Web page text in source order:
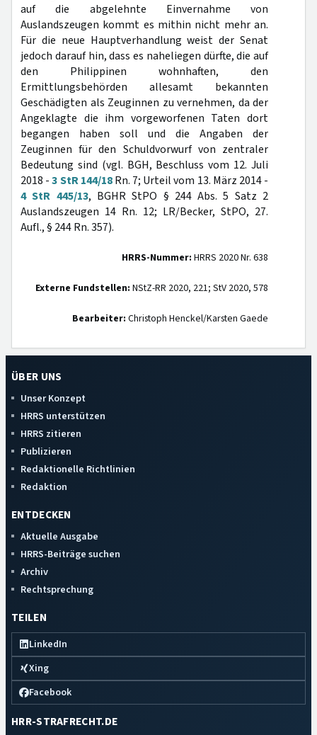
auf die abgelehnte Einvernahme von
Auslandszeugen kommt es mithin nicht mehr an.
Für die neue Hauptverhandlung weist der Senat
jedoch darauf hin, dass es naheliegen dürfte, die auf
den Philippinen wohnhaften, den
Ermittlungsbehörden allesamt bekannten
Geschädigten als Zeuginnen zu vernehmen, da der
Angeklagte die ihm vorgeworfenen Taten dort
begangen haben soll und die Angaben der
Zeuginnen für den Schuldvorwurf von zentraler
Bedeutung sind (vgl. BGH, Beschluss vom 12. Juli
2018 -3 StR 144/18Rn. 7; Urteil vom 13. März 2014 -
4 StR 445/13, BGHR StPO § 244 Abs. 5 Satz 2
Auslandszeugen 14 Rn. 12; LR/Becker, StPO, 27.
Aufl., § 244 Rn. 357).
HRRS-Nummer: HRRS 2020 Nr. 638
Externe Fundstellen: NStZ-RR 2020, 221; StV 2020, 578
Bearbeiter: Christoph Henckel/Karsten Gaede
ÜBER UNS
Unser Konzept
HRRS unterstützen
HRRS zitieren
Publizieren
Redaktionelle Richtlinien
Redaktion
ENTDECKEN
Aktuelle Ausgabe
HRRS-Beiträge suchen
Archiv
Rechtsprechung
TEILEN
LinkedIn
Xing
Facebook
HRR-STRAFRECHT.DE